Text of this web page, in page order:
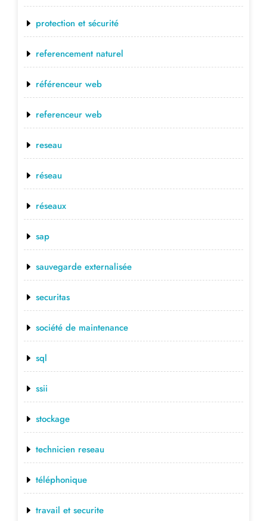
protection et sécurité
referencement naturel
référenceur web
referenceur web
reseau
réseau
réseaux
sap
sauvegarde externalisée
securitas
société de maintenance
sql
ssii
stockage
technicien reseau
téléphonique
travail et securite